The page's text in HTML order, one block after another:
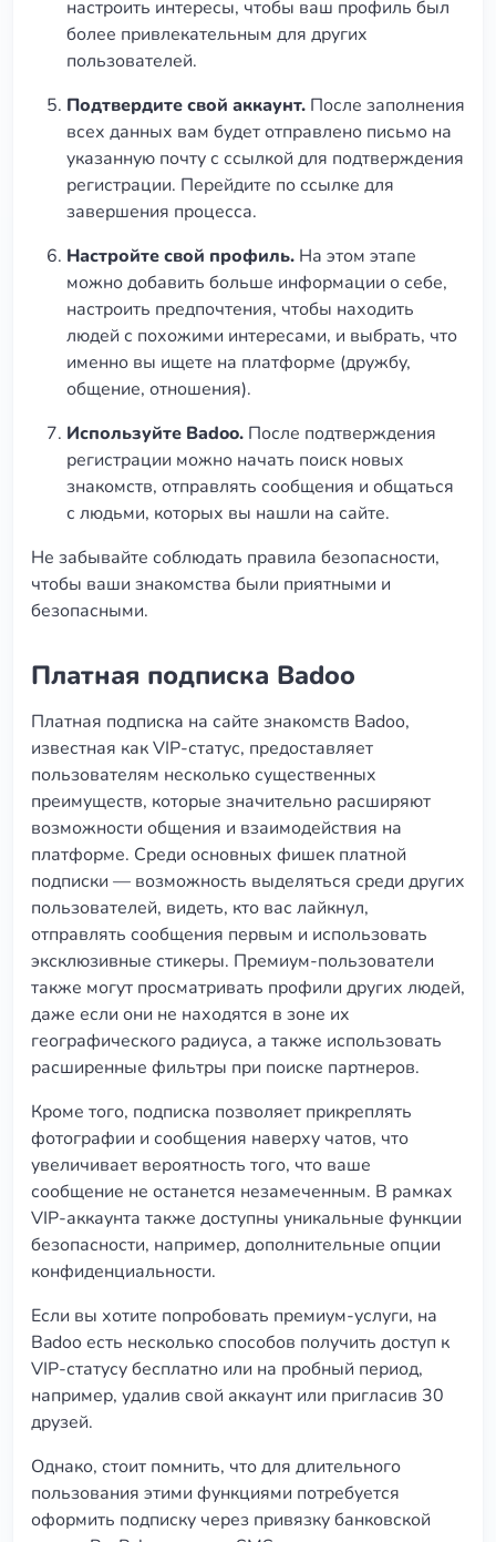
настроить интересы, чтобы ваш профиль был
более привлекательным для других
пользователей.
Подтвердите свой аккаунт. После заполнения
всех данных вам будет отправлено письмо на
указанную почту с ссылкой для подтверждения
регистрации. Перейдите по ссылке для
завершения процесса.
Настройте свой профиль. На этом этапе
можно добавить больше информации о себе,
настроить предпочтения, чтобы находить
людей с похожими интересами, и выбрать, что
именно вы ищете на платформе (дружбу,
общение, отношения).
Используйте Badoo. После подтверждения
регистрации можно начать поиск новых
знакомств, отправлять сообщения и общаться
с людьми, которых вы нашли на сайте.
Не забывайте соблюдать правила безопасности,
чтобы ваши знакомства были приятными и
безопасными.
Платная подписка Badoo
Платная подписка на сайте знакомств Badoo,
известная как VIP-статус, предоставляет
пользователям несколько существенных
преимуществ, которые значительно расширяют
возможности общения и взаимодействия на
платформе. Среди основных фишек платной
подписки — возможность выделяться среди других
пользователей, видеть, кто вас лайкнул,
отправлять сообщения первым и использовать
эксклюзивные стикеры. Премиум-пользователи
также могут просматривать профили других людей,
даже если они не находятся в зоне их
географического радиуса, а также использовать
расширенные фильтры при поиске партнеров.
Кроме того, подписка позволяет прикреплять
фотографии и сообщения наверху чатов, что
увеличивает вероятность того, что ваше
сообщение не останется незамеченным. В рамках
VIP-аккаунта также доступны уникальные функции
безопасности, например, дополнительные опции
конфиденциальности.
Если вы хотите попробовать премиум-услуги, на
Badoo есть несколько способов получить доступ к
VIP-статусу бесплатно или на пробный период,
например, удалив свой аккаунт или пригласив 30
друзей.
Однако, стоит помнить, что для длительного
пользования этими функциями потребуется
оформить подписку через привязку банковской